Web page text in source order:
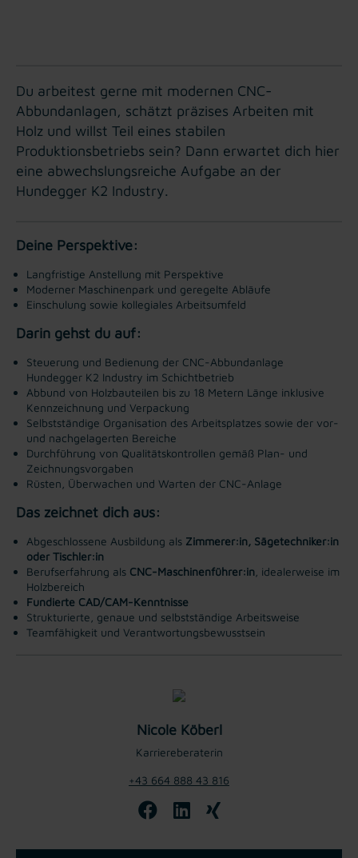
Du arbeitest gerne mit modernen CNC-
Abbundanlagen, schätzt präzises Arbeiten mit
Holz und willst Teil eines stabilen
Produktionsbetriebs sein? Dann erwartet dich hier
eine abwechslungsreiche Aufgabe an der
Hundegger K2 Industry.
Deine Perspektive:
Langfristige Anstellung mit Perspektive
Moderner Maschinenpark und geregelte Abläufe
Einschulung sowie kollegiales Arbeitsumfeld
Darin gehst du auf:
Steuerung und Bedienung der CNC-Abbundanlage
Hundegger K2 Industry im Schichtbetrieb
Abbund von Holzbauteilen bis zu 18 Metern Länge inklusive
Kennzeichnung und Verpackung
Selbstständige Organisation des Arbeitsplatzes sowie der vor-
und nachgelagerten Bereiche
Durchführung von Qualitätskontrollen gemäß Plan- und
Zeichnungsvorgaben
Rüsten, Überwachen und Warten der CNC-Anlage
Das zeichnet dich aus:
Abgeschlossene Ausbildung als Zimmerer:in, Sägetechniker:in
oder Tischler:in
Berufserfahrung als CNC-Maschinenführer:in , idealerweise im
Holzbereich
Fundierte CAD/CAM-Kenntnisse
Strukturierte, genaue und selbstständige Arbeitsweise
Teamfähigkeit und Verantwortungsbewusstsein
Nicole Köberl
Karriereberaterin
+43 664 888 43 816